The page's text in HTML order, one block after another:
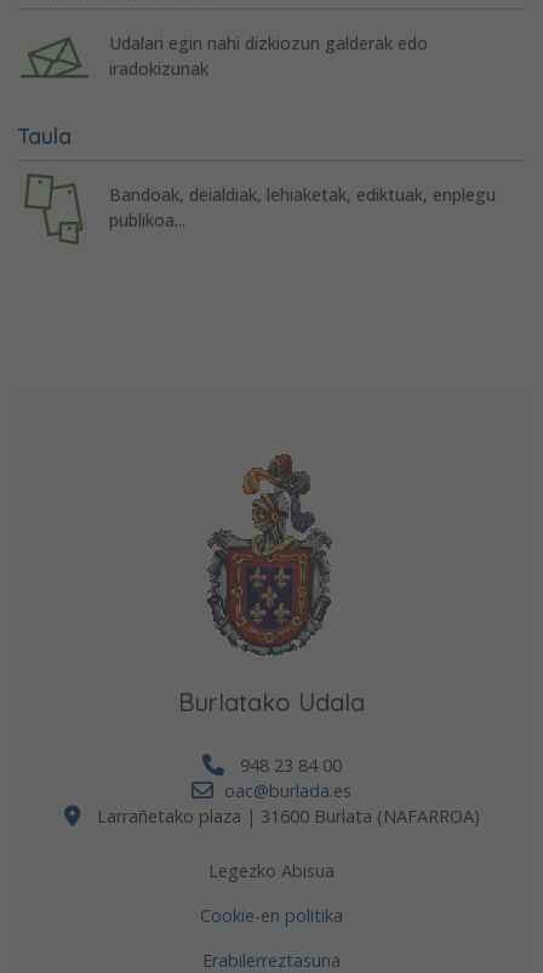
Udalari egin nahi dizkiozun galderak edo
iradokizunak
Taula
Bandoak, deialdiak, lehiaketak, ediktuak, enplegu
publikoa...
Burlatako Udala
948 23 84 00
oac@burlada.es
Larrañetako plaza | 31600 Burlata (NAFARROA)
Legezko Abisua
Cookie-en politika
Erabilerreztasuna